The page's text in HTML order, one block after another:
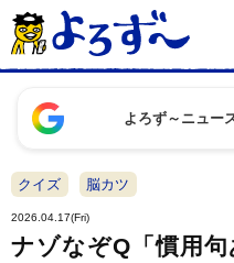
よろず～ニュー
クイズ 脳カツ
2026.04.17(Fri)
ナゾなぞQ「慣用句